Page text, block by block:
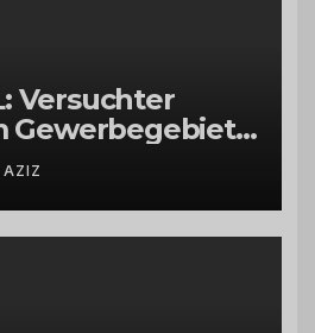
Versuchter
Gewerbegebiet
AZIZ